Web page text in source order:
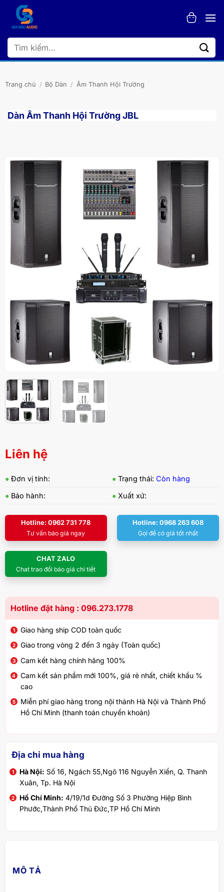
dung
Tìm
kiếm:
Trang chủ / Bộ Dàn / Âm Thanh Hội Trường
Dàn Âm Thanh Hội Trường JBL
Liên hệ
● Đơn vị tính: ● Trạng thái: Còn hàng
● Bảo hành: ● Xuất xứ:
Hotline: 0962 731 778
Tư vấn báo giá ngay
Hotline: 0968 263 608
Gọi để có giá tốt nhất
CHAT ZALO
Chat trao đổi báo giá chi tiết
Hotline đặt hàng : 096.273.1778
Giao hàng ship COD toàn quốc
Giao trong vòng 2 đến 3 ngày (Toàn quốc)
Cam kết hàng chính hãng 100%
Cam kết sản phẩm mới 100%, giá rẻ nhất, chiết khấu %
cao
Miễn phí giao hàng trong nội thành Hà Nội và Thành Phố
Hồ Chí Minh (thanh toán chuyển khoản)
Địa chỉ mua hàng
Hà Nội: Số 16, Ngách 55,Ngõ 116 Nguyễn Xiển, Q. Thanh
Xuân, Tp. Hà Nội
Hồ Chí Minh: 4/19/1d Đường Số 3 Phường Hiệp Bình
Phước,Thành Phố Thủ Đức,TP Hồ Chí Minh
MÔ TẢ